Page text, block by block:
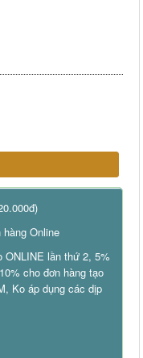
Online
ONLINE lần thứ 2, 5%
cho đơn hàng tạo
Ko áp dụng các dịp